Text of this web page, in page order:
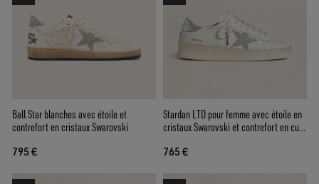
Ball Star blanches avec étoile et
contrefort en cristaux Swarovski
795 €
Stardan LTD pour femme avec étoile en
cristaux Swarovski et contrefort en cuir
765 €